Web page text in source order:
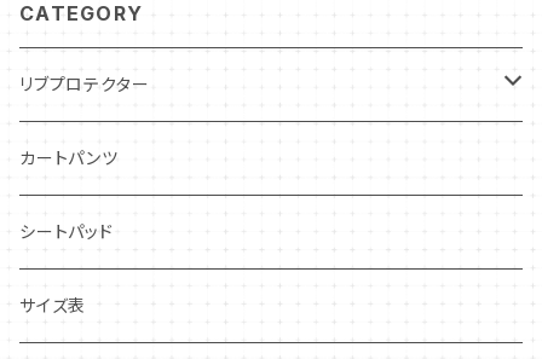
CATEGORY
リブプロテクター
インドア・レンタルカート用
レーシングカート用
CARCON
CIK–FIA公認
カートパンツ
シートパッド
サイズ表